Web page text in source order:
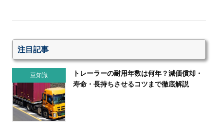
注目記事
豆知識
トレーラーの耐用年数は何年？減価償却・
寿命・長持ちさせるコツまで徹底解説